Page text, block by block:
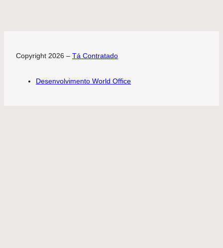
Copyright 2026 – Tá Contratado
Desenvolvimento World Office